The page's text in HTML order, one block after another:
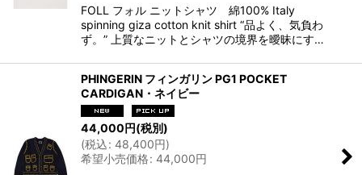
FOLL フォル ニットシャツ 綿100% Italy
spinning giza cotton knit shirt “品よく、気負わ
ず。” 上質なニットとシャツの境界を曖昧にす…
PHINGERIN フィンガリン PG1 POCKET
CARDIGAN・ネイビー
44,000円(税別)
(税込: 48,400円)
希望小売価格: 44,000円